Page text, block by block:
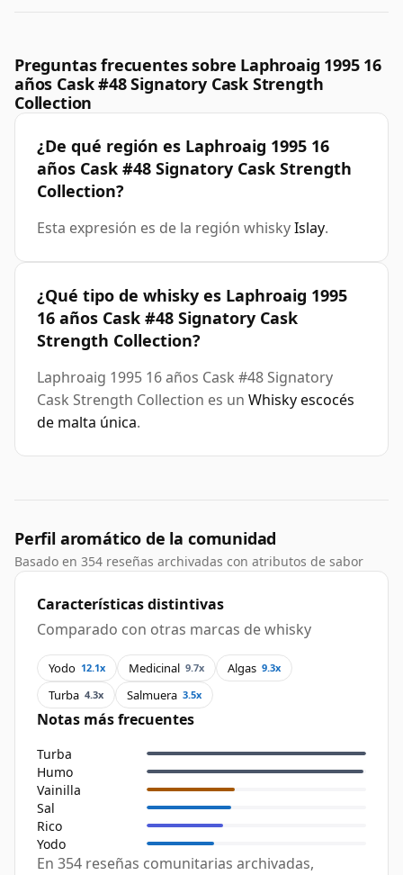
Preguntas frecuentes sobre Laphroaig 1995 16
años Cask #48 Signatory Cask Strength
Collection
¿De qué región es Laphroaig 1995 16
años Cask #48 Signatory Cask Strength
Collection?
Esta expresión es de la región whiskyIslay.
¿Qué tipo de whisky es Laphroaig 1995
16 años Cask #48 Signatory Cask
Strength Collection?
Laphroaig 1995 16 años Cask #48 Signatory
Cask Strength Collection es un Whisky escocés
de malta única.
Perfil aromático de la comunidad
Basado en 354 reseñas archivadas con atributos de sabor
Características distintivas
Comparado con otras marcas de whisky
Yodo 12.1x Medicinal 9.7x Algas 9.3x
Turba 4.3x Salmuera 3.5x
Notas más frecuentes
Turba
Humo
Vainilla
Sal
Rico
Yodo
En 354 reseñas comunitarias archivadas,